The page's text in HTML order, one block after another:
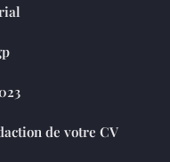
de votre CV